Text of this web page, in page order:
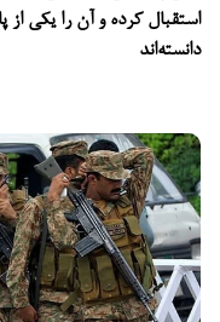
استقبال کرده و آن را یکی
دانسته‌اند